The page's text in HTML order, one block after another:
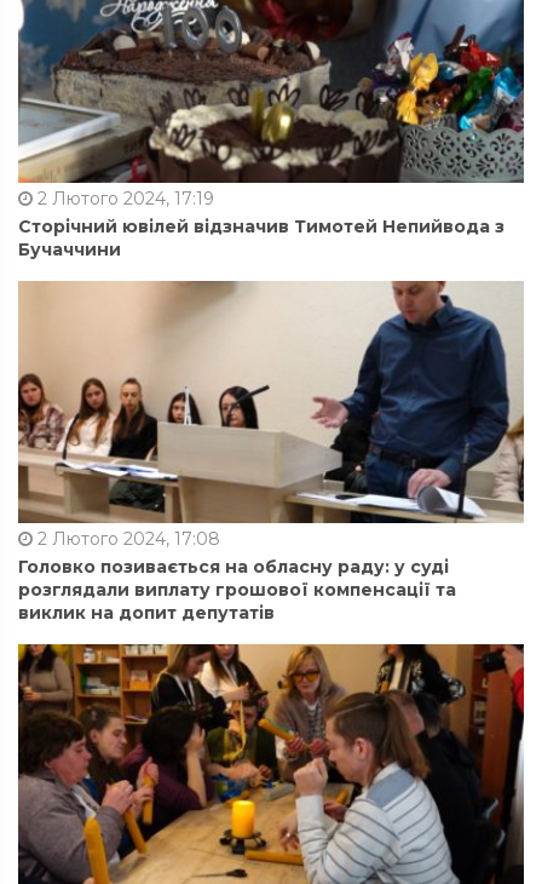
2 Лютого 2024, 17:19
Сторічний ювілей відзначив Тимотей Непийвода з
Бучаччини
2 Лютого 2024, 17:08
Головко позивається на обласну раду: у суді
розглядали виплату грошової компенсації та
виклик на допит депутатів